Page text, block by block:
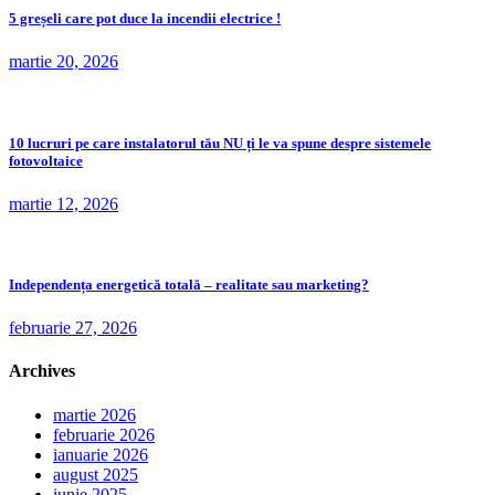
5 greșeli care pot duce la incendii electrice !
martie 20, 2026
10 lucruri pe care instalatorul tău NU ți le va spune despre sistemele
fotovoltaice
martie 12, 2026
Independența energetică totală – realitate sau marketing?
februarie 27, 2026
Archives
martie 2026
februarie 2026
ianuarie 2026
august 2025